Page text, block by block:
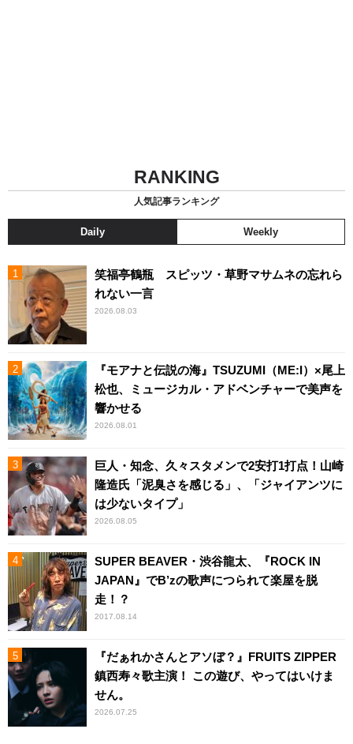
RANKING
人気記事ランキング
Daily Weekly
笑福亭鶴瓶 スピッツ・草野マサムネの忘れら
れない一言
2026.08.03
『モアナと伝説の海』TSUZUMI（ME:I）×尾上
松也、ミュージカル・アドベンチャーで美声を
響かせる
2026.08.01
巨人・知念、久々スタメンで2安打1打点！山崎
隆造氏「泥臭さを感じる」、「ジャイアンツに
は少ないタイプ」
2026.08.05
SUPER BEAVER・渋谷龍太、『ROCK IN
JAPAN』でB’zの歌声につられて楽屋を脱
走！？
2017.08.14
『だぁれかさんとアソぼ？』FRUITS ZIPPER
鎮西寿々歌主演！ この遊び、やってはいけま
せん。
2026.07.25